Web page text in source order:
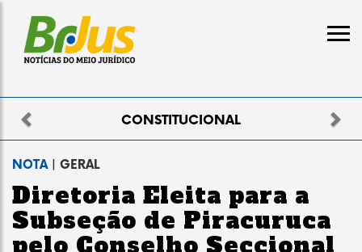
ELEITORAL
Previous
NOTA| GERAL
Diretoria Eleita para a
Subseção de Piracuruca
pelo Conselho Seccional